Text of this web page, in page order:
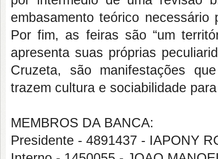
embasamento teórico
Por fim, as feiras são “um
apresenta suas próprias
Cruzeta, são manifestações
trazem cultura e sociabilidade
MEMBROS DA BANCA:
Presidente - 4891437 - IAPONY